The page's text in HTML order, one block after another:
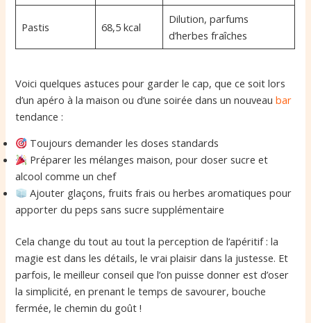
Pastis 68,5 kcal
Dilution, parfums
d’herbes fraîches
Voici quelques astuces pour garder le cap, que ce soit lors
d’un apéro à la maison ou d’une soirée dans un nouveaubar
tendance :
Toujours demander les doses standards
Préparer les mélanges maison, pour doser sucre et
alcool comme un chef
Ajouter glaçons, fruits frais ou herbes aromatiques pour
apporter du peps sans sucre supplémentaire
Cela change du tout au tout la perception de l’apéritif : la
magie est dans les détails, le vrai plaisir dans la justesse. Et
parfois, le meilleur conseil que l’on puisse donner est d’oser
la simplicité, en prenant le temps de savourer, bouche
fermée, le chemin du goût !